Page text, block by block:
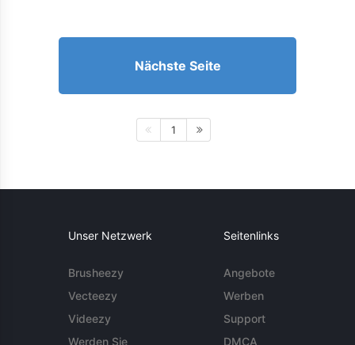
Nächste Seite
1
Unser Netzwerk
Brusheezy
Vecteezy
Videezy
Werden Sie
Seitenlinks
Angebote
Werben
Support
DMCA